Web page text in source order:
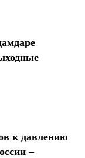
к давлению
–